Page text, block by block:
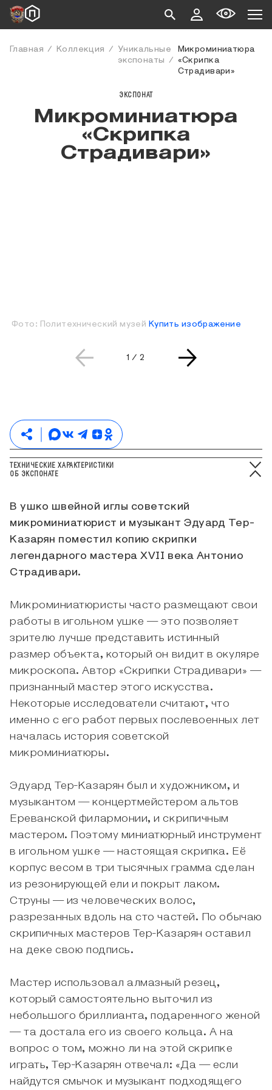
Главная Коллекция
Уникальные
экспонаты
Микроминиатюра
«Скрипка
Страдивари»
ЭКСПОНАТ
Микроминиатюра
«Скрипка
Страдивари»
Фото: Политехнический музей Купить изображение
Текущая страница слайдера
1/ Всего страниц слайдера
2
ОБ ЭКСПОНАТЕ
В ушко швейной иглы советский
микроминиатюрист и музыкант Эдуард Тер-
Казарян поместил копию скрипки
легендарного мастера XVII века Антонио
Страдивари.
Микроминиатюристы часто размещают свои
работы в игольном ушке — это позволяет
зрителю лучше представить истинный
размер объекта, который он видит в окуляре
микроскопа. Автор «Скрипки Страдивари» —
признанный мастер этого искусства.
Некоторые исследователи считают, что
именно с его работ первых послевоенных лет
началась история советской
микроминиатюры.
Эдуард Тер-Казарян был и художником, и
музыкантом — концертмейстером альтов
Ереванской филармонии, и скрипичным
мастером. Поэтому миниатюрный инструмент
в игольном ушке — настоящая скрипка. Её
корпус весом в три тысячных грамма сделан
из резонирующей ели и покрыт лаком.
Струны — из человеческих волос,
разрезанных вдоль на сто частей. По обычаю
скрипичных мастеров Тер-Казарян оставил
на деке свою подпись.
Мастер использовал алмазный резец,
который самостоятельно выточил из
небольшого бриллианта, подаренного женой
— та достала его из своего кольца. А на
вопрос о том, можно ли на этой скрипке
играть, Тер-Казарян отвечал: «Да — если
найдутся смычок и музыкант подходящего
ТЕХНИЧЕСКИЕ ХАРАКТЕРИСТИКИ